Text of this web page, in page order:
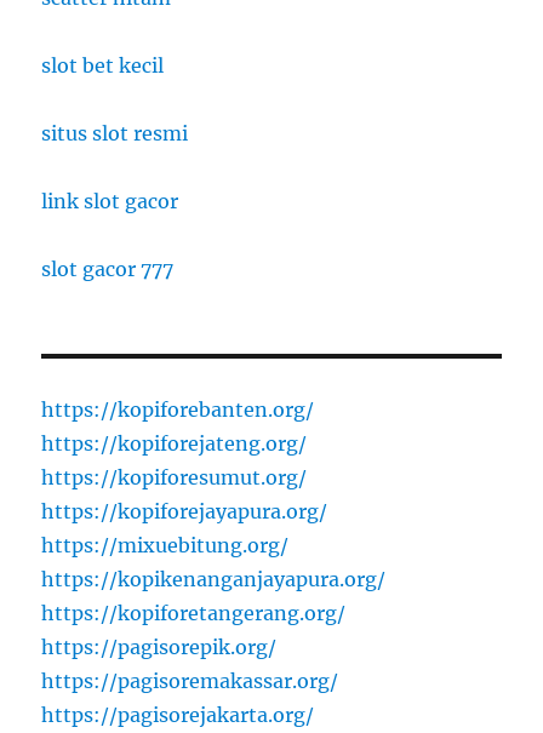
slot bet kecil
situs slot resmi
link slot gacor
slot gacor 777
https://kopiforebanten.org/
https://kopiforejateng.org/
https://kopiforesumut.org/
https://kopiforejayapura.org/
https://mixuebitung.org/
https://kopikenanganjayapura.org/
https://kopiforetangerang.org/
https://pagisorepik.org/
https://pagisoremakassar.org/
https://pagisorejakarta.org/